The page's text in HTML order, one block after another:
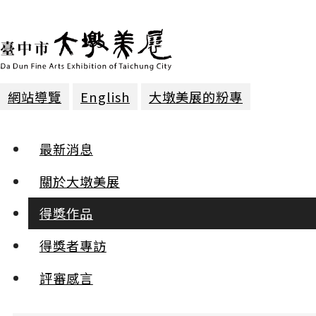
網站導覽 English 大墩美展的粉專
最新消息
關於大墩美展
得獎作品
得獎者專訪
評審感言
膠彩 | 入選
彩鷸一家 莊秀茹